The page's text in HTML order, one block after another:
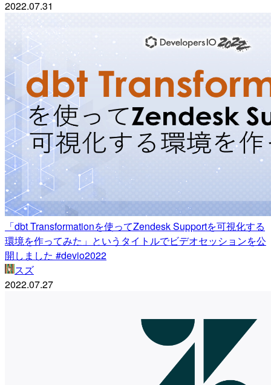
2022.07.31
「dbt Transformationを使ってZendesk Supportを可視化する
環境を作ってみた」というタイトルでビデオセッションを公
開しました #devio2022
スズ
2022.07.27